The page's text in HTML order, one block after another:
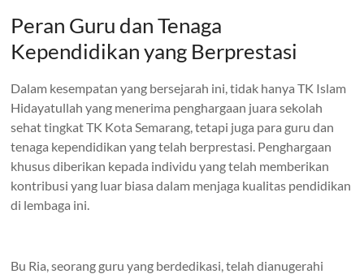
Peran Guru dan Tenaga
Kependidikan yang Berprestasi
Dalam kesempatan yang bersejarah ini, tidak hanya TK Islam
Hidayatullah yang menerima penghargaan juara sekolah
sehat tingkat TK Kota Semarang, tetapi juga para guru dan
tenaga kependidikan yang telah berprestasi. Penghargaan
khusus diberikan kepada individu yang telah memberikan
kontribusi yang luar biasa dalam menjaga kualitas pendidikan
di lembaga ini.
Bu Ria, seorang guru yang berdedikasi, telah dianugerahi